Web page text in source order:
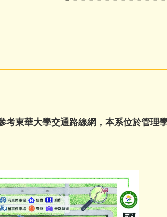
考東華大學交通路線網 ，本系位於管理